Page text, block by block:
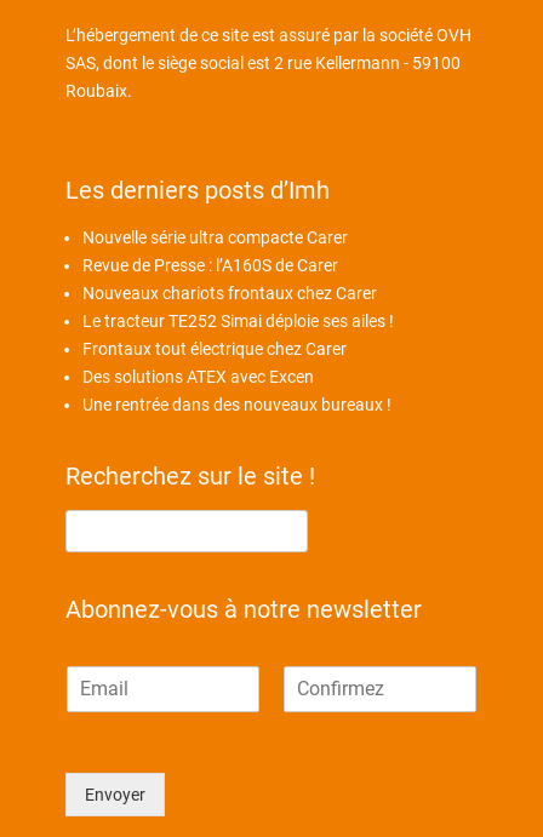
L’hébergement de ce site est assuré par la société OVH
SAS, dont le siège social est 2 rue Kellermann - 59100
Roubaix.
Les derniers posts d’Imh
Nouvelle série ultra compacte Carer
Revue de Presse : l’A160S de Carer
Nouveaux chariots frontaux chez Carer
Le tracteur TE252 Simai déploie ses ailes !
Frontaux tout électrique chez Carer
Des solutions ATEX avec Excen
Une rentrée dans des nouveaux bureaux !
Recherchez sur le site !
Abonnez-vous à notre newsletter
i
*
a
l
Envoyer